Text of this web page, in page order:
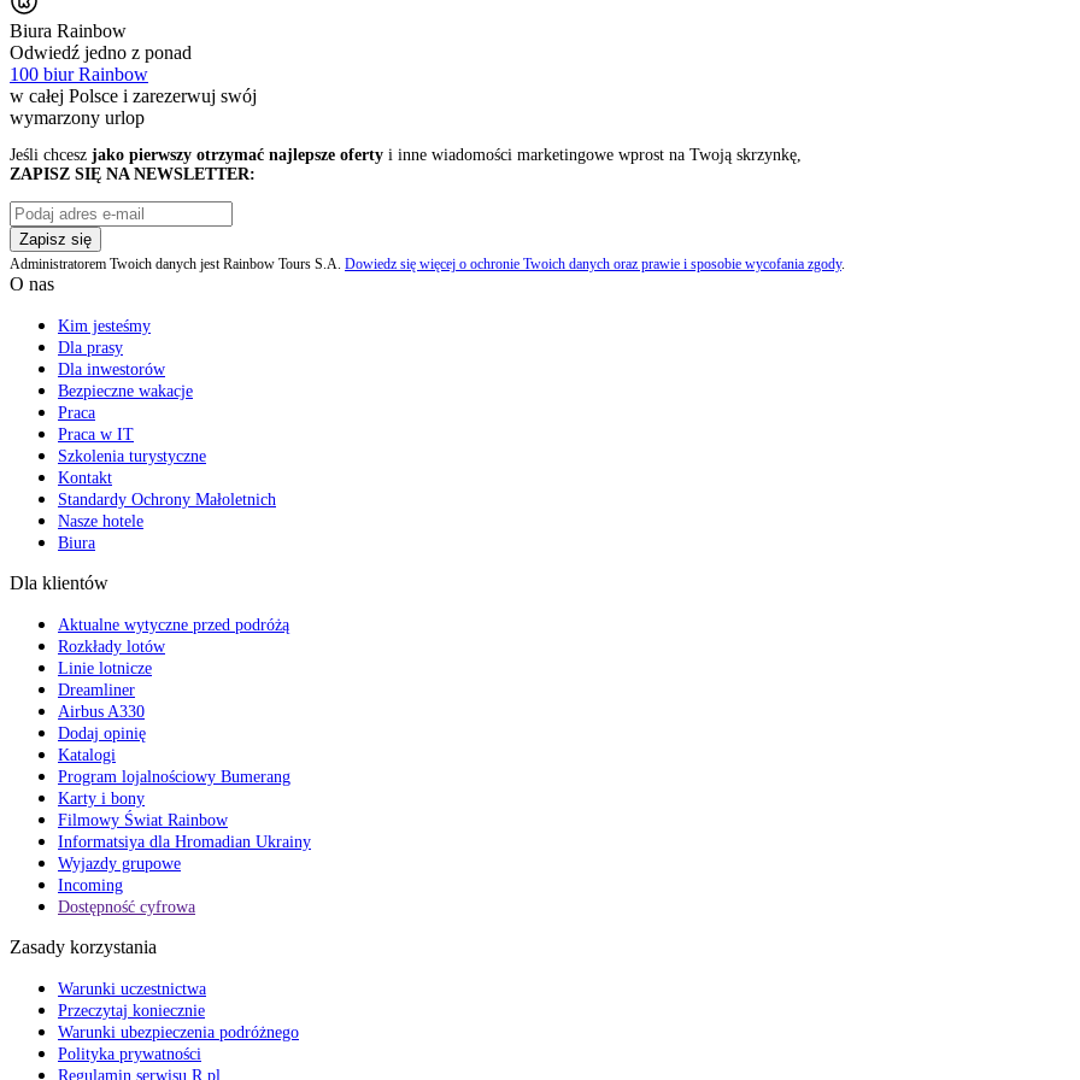
Biura Rainbow
Odwiedź jedno z ponad
100 biur Rainbow
w całej Polsce i zarezerwuj swój
wymarzony urlop
Jeśli chcesz jako pierwszy otrzymać najlepsze oferty i inne wiadomości marketingowe wprost na Twoją skrzynkę,
ZAPISZ SIĘ NA NEWSLETTER:
Zapisz się
Administratorem Twoich danych jest Rainbow Tours S.A. Dowiedz się więcej o ochronie Twoich danych oraz prawie i sposobie wycofania zgody.
O nas
Kim jesteśmy
Dla prasy
Dla inwestorów
Bezpieczne wakacje
Praca
Praca w IT
Szkolenia turystyczne
Kontakt
Standardy Ochrony Małoletnich
Nasze hotele
Biura
Dla klientów
Aktualne wytyczne przed podróżą
Rozkłady lotów
Linie lotnicze
Dreamliner
Airbus A330
Dodaj opinię
Katalogi
Program lojalnościowy Bumerang
Karty i bony
Filmowy Świat Rainbow
Informatsiya dla Hromadian Ukrainy
Wyjazdy grupowe
Incoming
Dostępność cyfrowa
Zasady korzystania
Warunki uczestnictwa
Przeczytaj koniecznie
Warunki ubezpieczenia podróżnego
Polityka prywatności
Regulamin serwisu R.pl